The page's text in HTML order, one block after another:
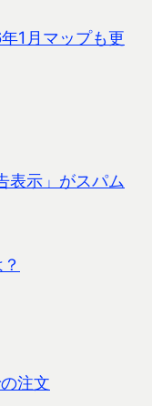
1月マップも更
表示」がスパム
注文